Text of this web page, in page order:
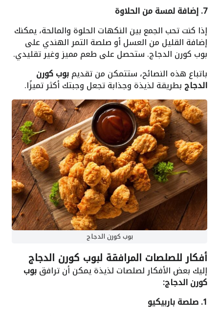
7. إضافة لمسة من الحلاوة
إذا كنت تحب الجمع بين النكهات الحلوة والمالحة، يمكنك
إضافة القليل من العسل أو صلصة التمر الهندي على
بوب كورن الدجاج. ستحصل على طعم مميز وغير تقليدي.
باتباع هذه النصائح، ستتمكن من تقديمبوب كورن
الدجاج بطريقة لذيذة وجذابة تجعل وجبتك أكثر تميزًا.
بوب كورن الدجاج
أفكار للصلصات المرافقة لبوب كورن الدجاج
إليك بعض الأفكار لصلصات لذيذة يمكن أن ترافقبوب
كورن الدجاج:
1. صلصة باربيكيو